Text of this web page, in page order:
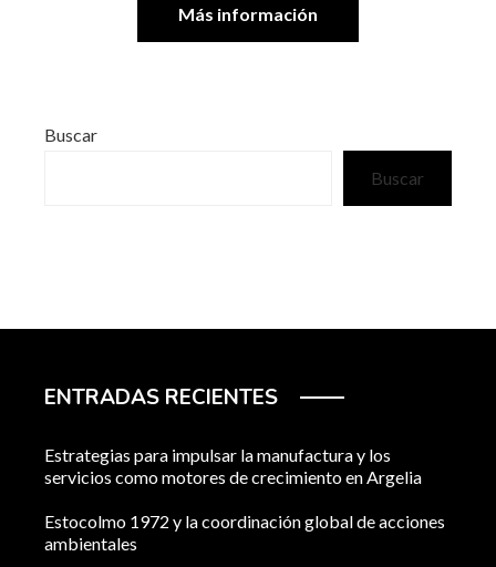
Más información
Buscar
Buscar
ENTRADAS RECIENTES
Estrategias para impulsar la manufactura y los
servicios como motores de crecimiento en Argelia
Estocolmo 1972 y la coordinación global de acciones
ambientales